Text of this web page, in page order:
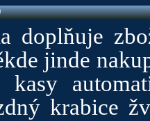
doplňuje
jinde
kasy
krabice